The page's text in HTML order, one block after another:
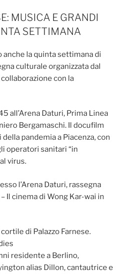
MUSICA E GRANDI
SETTIMANA
anche la quinta settimana di
culturale organizzata dal
con la
all’Arena Daturi, Prima Linea
Bergamaschi. Il docufilm
pandemia a Piacenza, con
operatori sanitari “in
virus.
l’Arena Daturi, rassegna
Il cinema di Wong Kar-wai in
di Palazzo Farnese.
residente a Berlino,
alias Dillon, cantautrice e